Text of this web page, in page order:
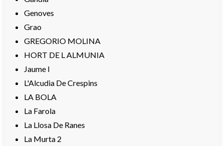
Genoves
Grao
GREGORIO MOLINA
HORT DE L ALMUNIA
Jaume I
L'Alcudia De Crespins
LA BOLA
La Farola
La Llosa De Ranes
La Murta 2